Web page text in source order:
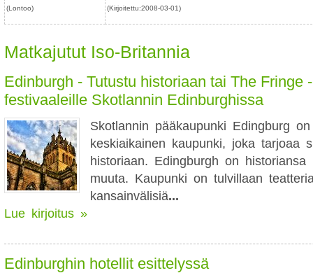
(Lontoo) (Kirjoitettu:2008-03-01)
Matkajutut Iso-Britannia
Edinburgh - Tutustu historiaan tai The Fringe -
festivaaleille Skotlannin Edinburghissa
Skotlannin pääkaupunki Edingburg
keskiaikainen kaupunki, joka tarjoaa
historiaan. Edingburgh on
muuta. Kaupunki on tulvillaan
kansainvälisiä...
Lue kirjoitus »
Edinburghin hotellit esittelyssä